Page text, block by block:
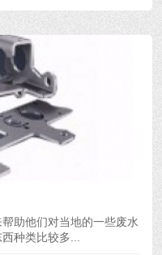
助他们对当地的一些废水
种类比较多...